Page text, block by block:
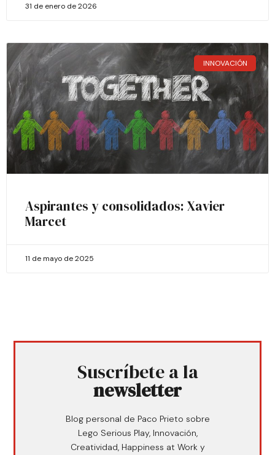
31 de enero de 2026
INNOVACIÓN
Aspirantes y consolidados: Xavier
Marcet
11 de mayo de 2025
Suscríbete a la
newsletter
Blog personal de Paco Prieto sobre
Lego Serious Play, Innovación,
Creatividad, Happiness at Work y